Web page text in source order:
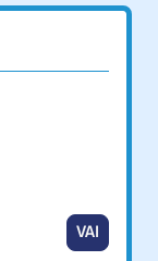
VAI